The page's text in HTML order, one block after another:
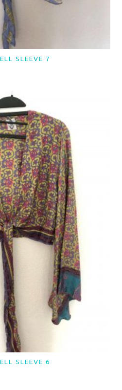
LER MAISSLEEVE 7
LER MAISSLEEVE 6